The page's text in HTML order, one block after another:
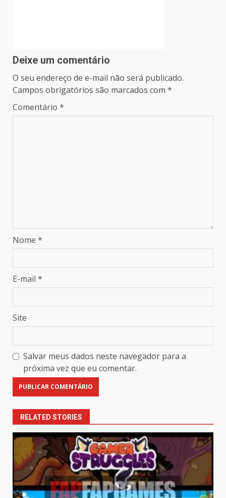
Deixe um comentário
O seu endereço de e-mail não será publicado.
Campos obrigatórios são marcados com *
Comentário *
Nome *
E-mail *
Site
Salvar meus dados neste navegador para a
próxima vez que eu comentar.
RELATED STORIES